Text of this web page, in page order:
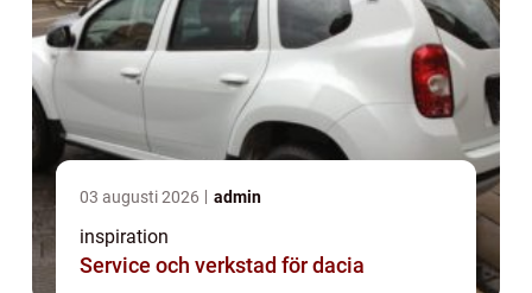
03 augusti 2026 admin
inspiration
Service och verkstad för dacia